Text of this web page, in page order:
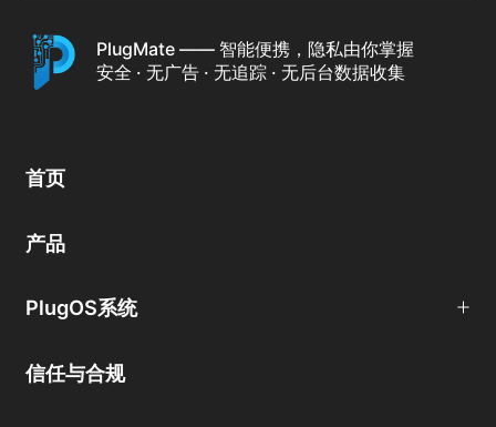
PlugMate —— 智能便携，隐私由你掌握
安全 · 无广告 · 无追踪 · 无后台数据收集
首页
产品
PlugOS系统
信任与合规